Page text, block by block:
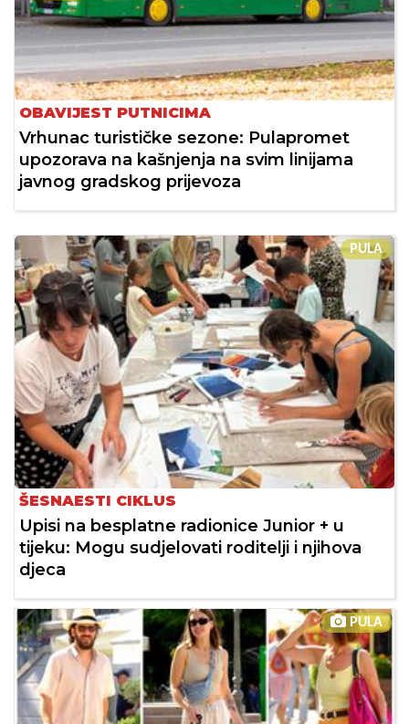
OBAVIJEST PUTNICIMA
Vrhunac turističke sezone: Pulapromet
upozorava na kašnjenja na svim linijama
javnog gradskog prijevoza
PULA
ŠESNAESTI CIKLUS
Upisi na besplatne radionice Junior + u
tijeku: Mogu sudjelovati roditelji i njihova
djeca
PULA